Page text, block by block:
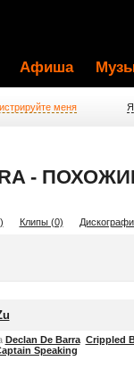
Афиша
меня Я
-
Клипы (0)
Declan De Barra Crippled
Speaking